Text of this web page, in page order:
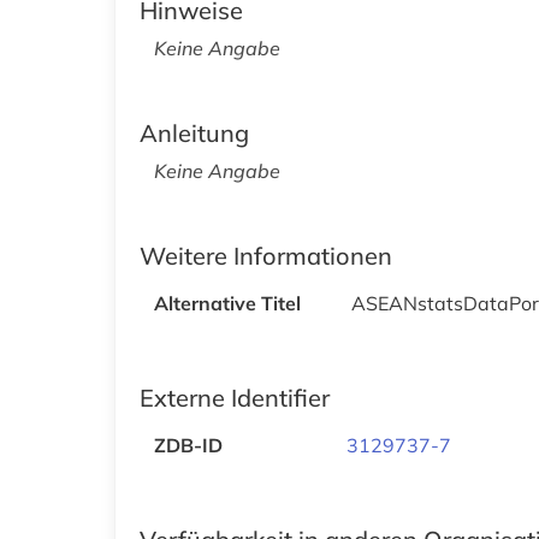
Hinweise
Keine Angabe
Anleitung
Keine Angabe
Weitere Informationen
Alternative Titel
Externe Identifier
ZDB-ID 3129737-7